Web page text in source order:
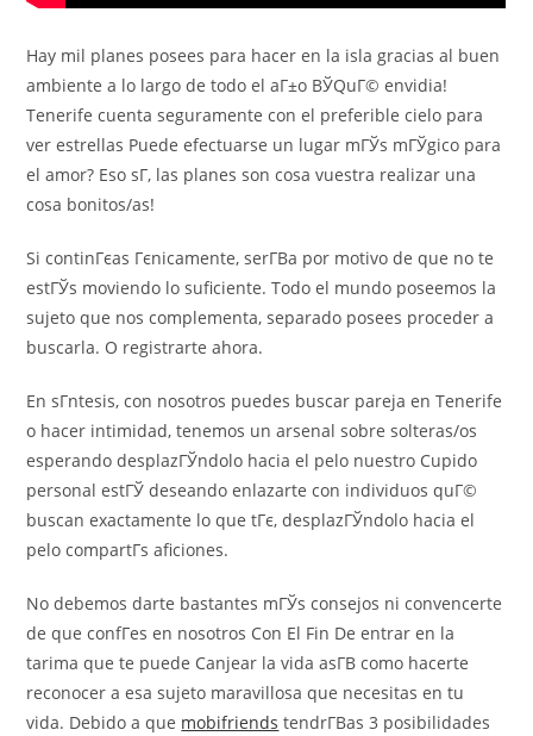
Hay mil planes posees para hacer en la isla gracias al buen
ambiente a lo largo de todo el aГ±o ВЎQuГ© envidia!
Tenerife cuenta seguramente con el preferible cielo para
ver estrellas Puede efectuarse un lugar mГЎs mГЎgico para
el amor? Eso sГ­, las planes son cosa vuestra realizar una
cosa bonitos/as!
Si continГєas Гєnicamente, serГ­В­a por motivo de que no te
estГЎs moviendo lo suficiente. Todo el mundo poseemos la
sujeto que nos complementa, separado posees proceder a
buscarla. O registrarte ahora.
En sГ­ntesis, con nosotros puedes buscar pareja en Tenerife
o hacer intimidad, tenemos un arsenal sobre solteras/os
esperando desplazГЎndolo hacia el pelo nuestro Cupido
personal estГЎ deseando enlazarte con individuos quГ©
buscan exactamente lo que tГє, desplazГЎndolo hacia el
pelo compartГ­s aficiones.
No debemos darte bastantes mГЎs consejos ni convencerte
de que confГ­es en nosotros Con El Fin De entrar en la
tarima que te puede Canjear la vida asГ­В­ como hacerte
reconocer a esa sujeto maravillosa que necesitas en tu
vida. Debido a que mobifriends tendrГ­В­as 3 posibilidades